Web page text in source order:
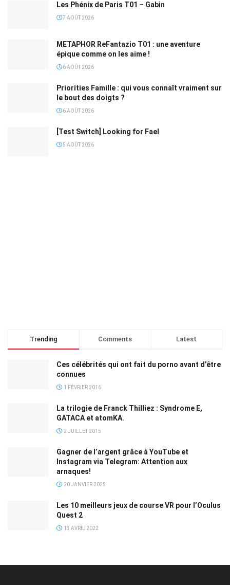
Les Phénix de Paris T01 – Gabin
7 AOÛT 2026
METAPHOR ReFantazio T01 : une aventure
épique comme on les aime !
6 AOÛT 2026
Priorities Famille : qui vous connaît vraiment sur
le bout des doigts ?
6 AOÛT 2026
[Test Switch] Looking for Fael
5 AOÛT 2026
Trending Comments Latest
Ces célébrités qui ont fait du porno avant d’être
connues
1 FÉVRIER 2016
La trilogie de Franck Thilliez : Syndrome E,
GATACA et atomKA.
2 JUILLET 2015
Gagner de l’argent grâce à YouTube et
Instagram via Telegram: Attention aux
arnaques!
20 JANVIER 2025
Les 10 meilleurs jeux de course VR pour l’Oculus
Quest 2
13 AVRIL 2022